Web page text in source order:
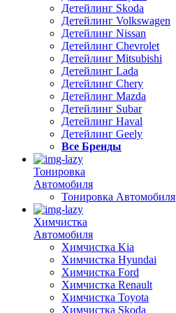
Детейлинг Skoda
Детейлинг Volkswagen
Детейлинг Nissan
Детейлинг Chevrolet
Детейлинг Mitsubishi
Детейлинг Lada
Детейлинг Chery
Детейлинг Mazda
Детейлинг Subar
Детейлинг Haval
Детейлинг Geely
Все Бренды
Тонировка
Автомобиля
Тонировка Автомобиля
Химчистка
Автомобиля
Химчистка Kia
Химчистка Hyundai
Химчистка Ford
Химчистка Renault
Химчистка Toyota
Химчистка Skoda